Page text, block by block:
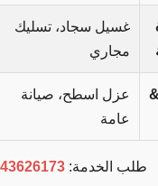
غسيل سجاد، تسليك
مجاري
عزل اسطح، صيانة
عامة
طلب الخدمة:0543626173